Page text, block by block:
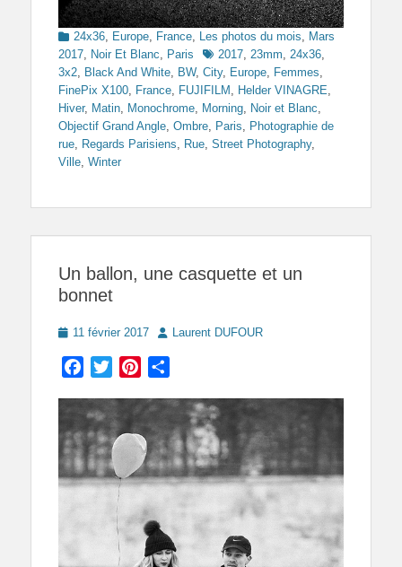
Categories
24x36 Europe France Les photos du mois
Mars
2017
Noir Et Blanc Paris Tags2017 23mm 24x36
3x2
Black And White BW, City, Europe Femmes
FinePix X100
France FUJIFILM Helder VINAGRE
Hiver, Matin Monochrome Morning Noir et Blanc
Objectif Grand Angle Ombre Paris
Photographie de
rue
Regards Parisiens Rue Street Photography,
Ville Winter
Un ballon, une casquette et un
bonnet
Posted
11 février 2017 AuthorLaurent DUFOUR
Facebook
TwitterPinterest